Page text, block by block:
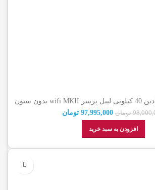
ترازو فروشگاهی رادین 40 کیلویی لیبل پرینتر wifi MKII بدون ستون
(گارانتی اصالت کالا)
تومان 97,995,000 تومان
افزودن به سبد خرید